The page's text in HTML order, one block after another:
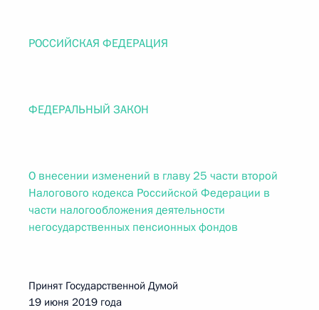
РОССИЙСКАЯ ФЕДЕРАЦИЯ
ФЕДЕРАЛЬНЫЙ ЗАКОН
О внесении изменений в главу 25 части второй
Налогового кодекса Российской Федерации в
части налогообложения деятельности
негосударственных пенсионных фондов
Принят Государственной Думой
19 июня 2019 года